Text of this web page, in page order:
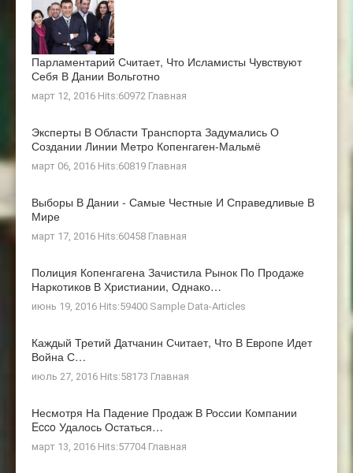
Парламентарий Считает, Что Исламисты Чувствуют
Себя В Дании Вольготно
март 12, 2016 Hits:60972 Главная
Эксперты В Области Транспорта Задумались О
Создании Линии Метро Копенгаген-Мальмё
март 06, 2016 Hits:60819 Главная
Выборы В Дании - Самые Честные И Справедливые В
Мире
март 17, 2016 Hits:60458 Главная
Полиция Копенгагена Зачистила Рынок По Продаже
Наркотиков В Христиании, Однако…
июнь 19, 2016 Hits:59400 Sample Data-Articles
Каждый Третий Датчанин Считает, Что В Европе Идет
Война С…
июль 27, 2016 Hits:58173 Главная
Несмотря На Падение Продаж В России Компании
Ecco Удалось Остаться…
март 13, 2016 Hits:57704 Главная